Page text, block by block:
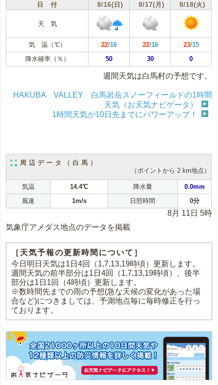
日 付 8/16(日) 8/17(月) 8/18(火)
天 気
気 温（℃） 22/16 22/16 23/15
降水確率（％）
50 30 0
週間天気は白馬村の予想です。
HAKUBA VALLEY 白馬岩岳スノーフィールドの1時間
天気（お天気ナビゲータ）
1時間天気が10日先までにパワーアップ！
周辺データ（白馬）
（ポイントから 2 km地点）
気温 14.4℃ 降水量
0.0mm
風速
1m/s 日照時間 0分
8月 11日 5時
気象庁アメダス地点のデータを掲載
［天気予報の更新時間について］
今日明日天気は1日4回（1,7,13,19時頃）更新します。
週間天気の前半部分は1日4回（1,7,13,19時頃）、後半
部分は1日1回（4時頃）更新します。
※数時間先までの雨の予想(急な天候の変化があった場
合など)につきましては、予測地点毎に毎時修正を行っ
ております。